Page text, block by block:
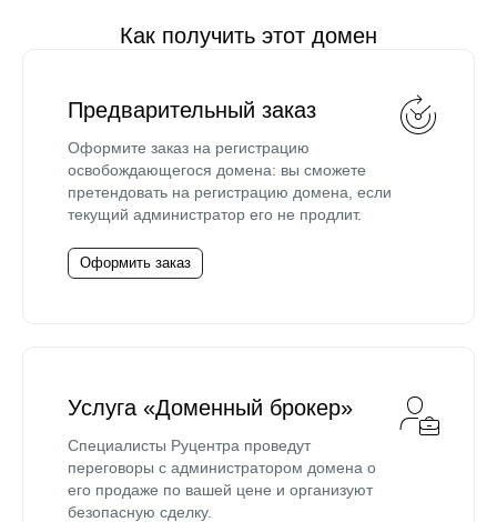
Как получить этот домен
Предварительный заказ
Оформите заказ на регистрацию
освобождающегося домена: вы сможете
претендовать на регистрацию домена, если
текущий администратор его не продлит.
Оформить заказ
Услуга «Доменный брокер»
Специалисты Руцентра проведут
переговоры с администратором домена о
его продаже по вашей цене и организуют
безопасную сделку.